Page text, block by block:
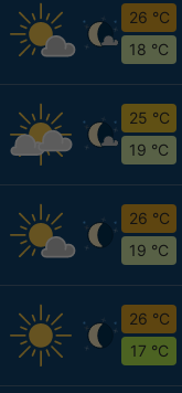
26 °C
18 °C
25 °C
19 °C
26 °C
19 °C
26 °C
17 °C